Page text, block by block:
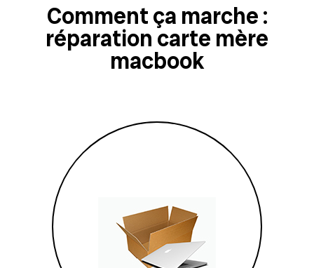
Comment ça marche :
réparation carte mère
macbook